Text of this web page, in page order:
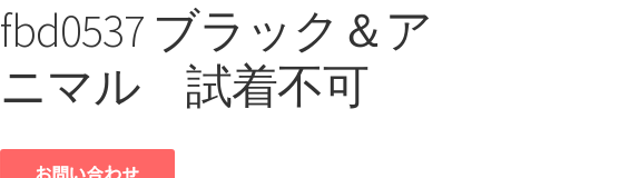
fbd0537 ブラック＆ア
ニマル 試着不可